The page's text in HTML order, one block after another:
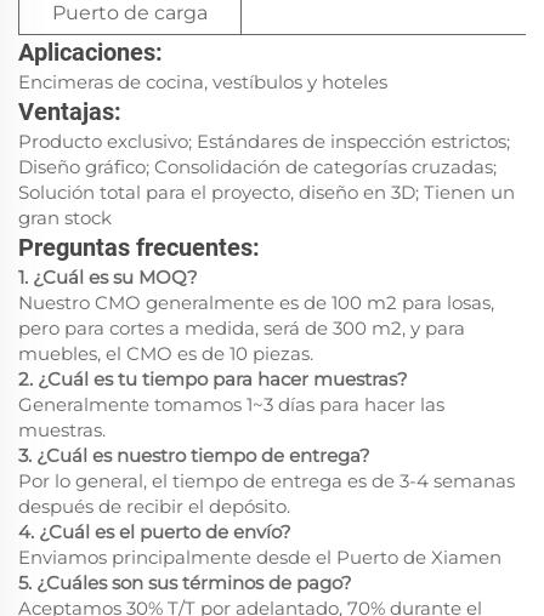
Puerto de carga
Aplicaciones:
Encimeras de cocina, vestíbulos y hoteles
Ventajas:
Producto exclusivo; Estándares de inspección estrictos;
Diseño gráfico; Consolidación de categorías cruzadas;
Solución total para el proyecto, diseño en 3D; Tienen un
gran stock
Preguntas frecuentes:
1. ¿Cuál es su MOQ?
Nuestro CMO generalmente es de 100 m2 para losas,
pero para cortes a medida, será de 300 m2, y para
muebles, el CMO es de 10 piezas.
2. ¿Cuál es tu tiempo para hacer muestras?
Generalmente tomamos 1~3 días para hacer las
muestras.
3. ¿Cuál es nuestro tiempo de entrega?
Por lo general, el tiempo de entrega es de 3-4 semanas
después de recibir el depósito.
4. ¿Cuál es el puerto de envío?
Enviamos principalmente desde el Puerto de Xiamen
5. ¿Cuáles son sus términos de pago?
Aceptamos 30% T/T por adelantado, 70% durante el